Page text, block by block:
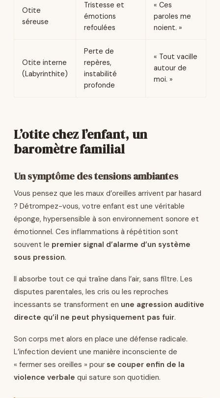
Otite
séreuse
Tristesse et
émotions
refoulées
« Ces
paroles me
noient. »
Otite interne
(Labyrinthite)
Perte de
repères,
instabilité
profonde
« Tout vacille
autour de
moi. »
L’otite chez l’enfant, un
baromètre familial
Un symptôme des tensions ambiantes
Vous pensez que les maux d’oreilles arrivent par hasard
? Détrompez-vous, votre enfant est une véritable
éponge, hypersensible à son environnement sonore et
émotionnel. Ces inflammations à répétition sont
souvent le premier signal d’alarme d’un système
sous pression.
Il absorbe tout ce qui traîne dans l’air, sans filtre. Les
disputes parentales, les cris ou les reproches
incessants se transforment en une agression auditive
directe qu’il ne peut physiquement pas fuir.
Son corps met alors en place une défense radicale.
L’infection devient une manière inconsciente de
« fermer ses oreilles » pour se couper enfin de la
violence verbale qui sature son quotidien.